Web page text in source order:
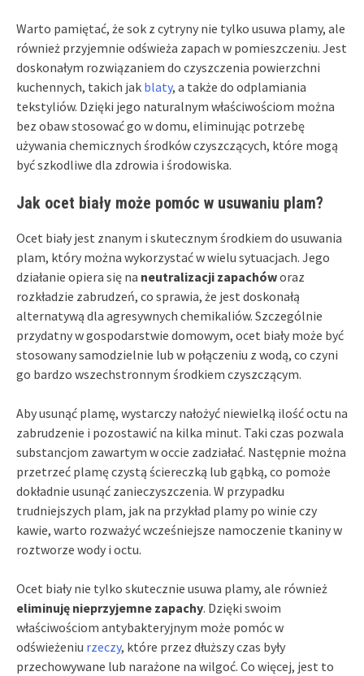
Warto pamiętać, że sok z cytryny nie tylko usuwa plamy, ale
również przyjemnie odświeża zapach w pomieszczeniu. Jest
doskonałym rozwiązaniem do czyszczenia powierzchni
kuchennych, takich jak blaty, a także do odplamiania
tekstyliów. Dzięki jego naturalnym właściwościom można
bez obaw stosować go w domu, eliminując potrzebę
używania chemicznych środków czyszczących, które mogą
być szkodliwe dla zdrowia i środowiska.
Jak ocet biały może pomóc w usuwaniu plam?
Ocet biały jest znanym i skutecznym środkiem do usuwania
plam, który można wykorzystać w wielu sytuacjach. Jego
działanie opiera się na neutralizacji zapachóworaz
rozkładzie zabrudzeń, co sprawia, że jest doskonałą
alternatywą dla agresywnych chemikaliów. Szczególnie
przydatny w gospodarstwie domowym, ocet biały może być
stosowany samodzielnie lub w połączeniu z wodą, co czyni
go bardzo wszechstronnym środkiem czyszczącym.
Aby usunąć plamę, wystarczy nałożyć niewielką ilość octu na
zabrudzenie i pozostawić na kilka minut. Taki czas pozwala
substancjom zawartym w occie zadziałać. Następnie można
przetrzeć plamę czystą ściereczką lub gąbką, co pomoże
dokładnie usunąć zanieczyszczenia. W przypadku
trudniejszych plam, jak na przykład plamy po winie czy
kawie, warto rozważyć wcześniejsze namoczenie tkaniny w
roztworze wody i octu.
Ocet biały nie tylko skutecznie usuwa plamy, ale również
eliminuję nieprzyjemne zapachy. Dzięki swoim
właściwościom antybakteryjnym może pomóc w
odświeżeniu rzeczy, które przez dłuższy czas były
przechowywane lub narażone na wilgoć. Co więcej, jest to